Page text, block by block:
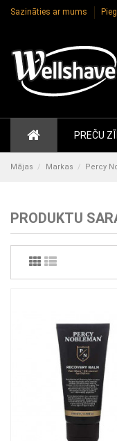
Sazināties ar mums
PREČU
Mājas Markas Percy
PRODUKTU